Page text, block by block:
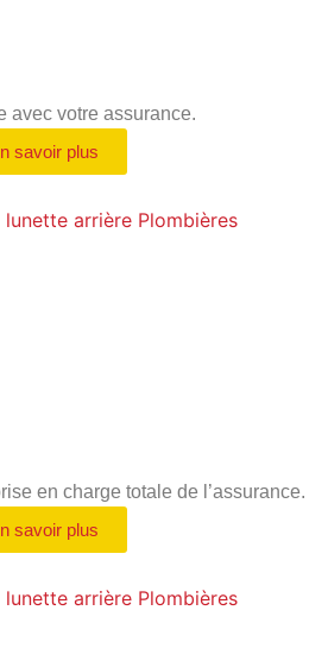
avec votre assurance.
savoir plus
en charge totale de l’assurance.
savoir plus